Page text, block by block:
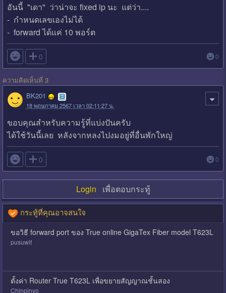
อันนี้ "เดา" ว่าน่าจะ fixed ip นะ แต่ว่า....
- กำหนดเลขเองไม่ได้
- forward ได้แค่ 10 พอร์ต
 0 0
ความคิดเห็นที่ 3
BK201
18 พฤษภาคม 2567 เวลา 02:11:27 น.
ขอบคุณสำหรับความรู้ที่แบ่งปันครับ
ได้ใช้วันนี้เลย หลังจากหลงไปงมอยู่ที่อื่นพักใหญ่
 0 0
Login เพื่อตอบกระทู้
กระทู้ที่คุณอาจสนใจ
ขอวิธี forward port ของ True online GigaTex Fiber model T623L
pusuwit
ตั้งค่า Router True T623L เพื่อขยายสัญญาณชั้นสอง
Chinpinyo